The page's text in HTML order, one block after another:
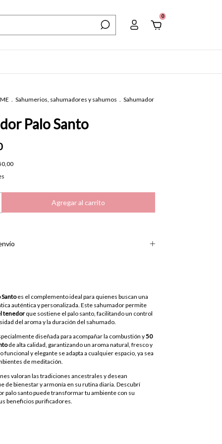
0
. Sahumerios, sahumadores y sahumos . Sahumador
Palo Santo
Santoes el complemento ideal para quienes buscan una
auténtica y personalizada. Este sahumador permite
tenedor que sostiene el palo santo, facilitando un control
del aroma y la duración del sahumado.
diseñada para acompañar la combustión y50
de alta calidad, garantizando un aroma natural, fresco y
funcional y elegante se adapta a cualquier espacio, ya sea
de meditación.
valoran las tradiciones ancestrales y desean
de bienestar y armonía en su rutina diaria. Descubrí
palo santo puede transformar tu ambiente con su
beneficios purificadores.